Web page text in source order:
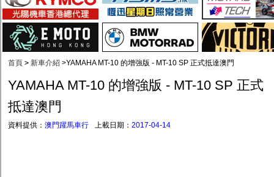
首頁 > 新車介紹 >YAMAHA MT-10 的增強版 - MT-10 SP 正式抵達澳門
YAMAHA MT-10 的增強版 - MT-10 SP 正式
抵達澳門
資料提供： 澳門躍馬車行 上載日期： 2017-04-14